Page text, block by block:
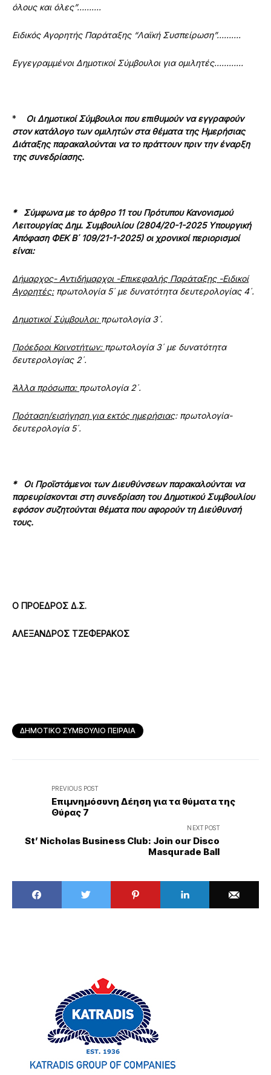
όλους και όλες”……….
Ειδικός Αγορητής Παράταξης “Λαϊκή Συσπείρωση”……….
Εγγεγραμμένοι Δημοτικοί Σύμβουλοι για ομιλητές…………
*
Οι Δημοτικοί Σύμβουλοι που επιθυμούν να εγγραφούν
στον κατάλογο των ομιλητών στα θέματα της Ημερήσιας
Διάταξης παρακαλούνται να το πράττουν πριν την έναρξη
της συνεδρίασης.
* Σύμφωνα με το άρθρο 11 του Πρότυπου Κανονισμού
Λειτουργίας Δημ. Συμβουλίου (2804/20-1-2025 Υπουργική
Απόφαση ΦΕΚ Β΄ 109/21-1-2025) οι χρονικοί περιορισμοί
είναι:
Δήμαρχος- Αντιδήμαρχοι -Επικεφαλής Παράταξης -Ειδικοί
Αγορητές:πρωτολογία 5΄ με δυνατότητα δευτερολογίας 4΄.
Δημοτικοί Σύμβουλοι: πρωτολογία 3΄.
Πρόεδροι Κοινοτήτων: πρωτολογία 3΄ με δυνατότητα
δευτερολογίας 2΄.
Άλλα πρόσωπα: πρωτολογία 2΄.
Πρόταση/εισήγηση για εκτός ημερήσιας: πρωτολογία-
δευτερολογία 5΄.
* Οι Προϊστάμενοι των Διευθύνσεων παρακαλούνται να
παρευρίσκονται στη συνεδρίαση του Δημοτικού Συμβουλίου
εφόσον συζητούνται θέματα που αφορούν τη Διεύθυνσή
τους.
Ο ΠΡΟΕΔΡΟΣ Δ.Σ.
ΑΛΕΞΑΝΔΡΟΣ ΤΖΕΦΕΡΑΚΟΣ
ΔΗΜΟΤΙΚΟ ΣΥΜΒΟΥΛΙΟ ΠΕΙΡΑΙΑ
PREVIOUS POST
Επιμνημόσυνη Δέηση για τα θύματα της
Θύρας 7
NEXT POST
St’ Nicholas Business Club: Join our Disco
Masqurade Ball